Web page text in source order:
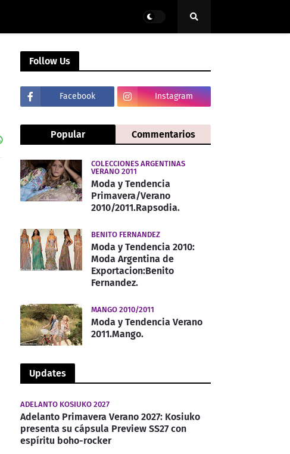
Follow Us
Facebook Instagram
Popular Commentarios
COLECCIONES ARGENTINAS
VERANO 2011
Moda y Tendencia
Primavera/Verano
2010/2011.Rapsodia.
BENITO FERNANDEZ
Moda y Tendencia 2010:
Moda Argentina de
Exportacion:Benito
Fernandez.
MANGO 2010/2011
Moda y Tendencia Verano
2011.Mango.
Updates
ADELANTO KOSIUKO 2027
Adelanto Primavera Verano 2027: Kosiuko
presenta su cápsula Preview SS27 con
espíritu boho-rocker